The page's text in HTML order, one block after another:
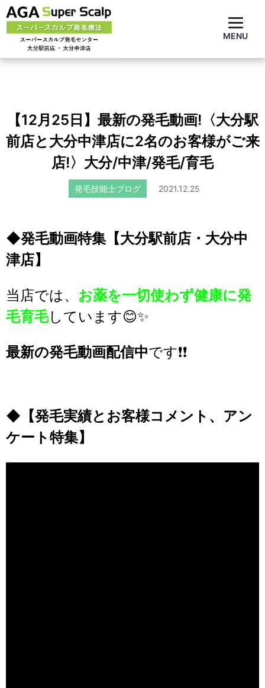
【12月25日】最新の発毛動画!〈大分駅
前店と大分中津店に2名のお客様がご来
店!〉大分/中津/発毛/育毛
発毛技能士ブログ 2021.12.25
◆発毛動画特集【大分駅前店・大分中
津店】
当店では、 お薬を一切使わず健康に発
毛育毛しています😊✨
最新の発毛動画配信中です❗❗
◆ 【発毛実績とお客様コメント、アン
ケート特集】
MENU